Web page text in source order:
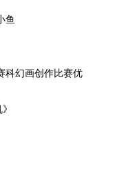
鱼
科幻画创作比赛优